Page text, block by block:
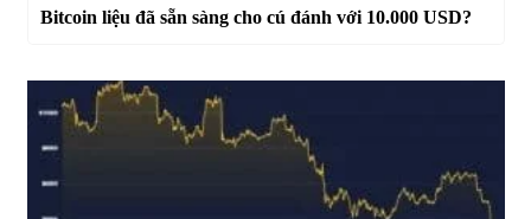
Bitcoin liệu đã sẵn sàng cho cú đánh với 10.000 USD?